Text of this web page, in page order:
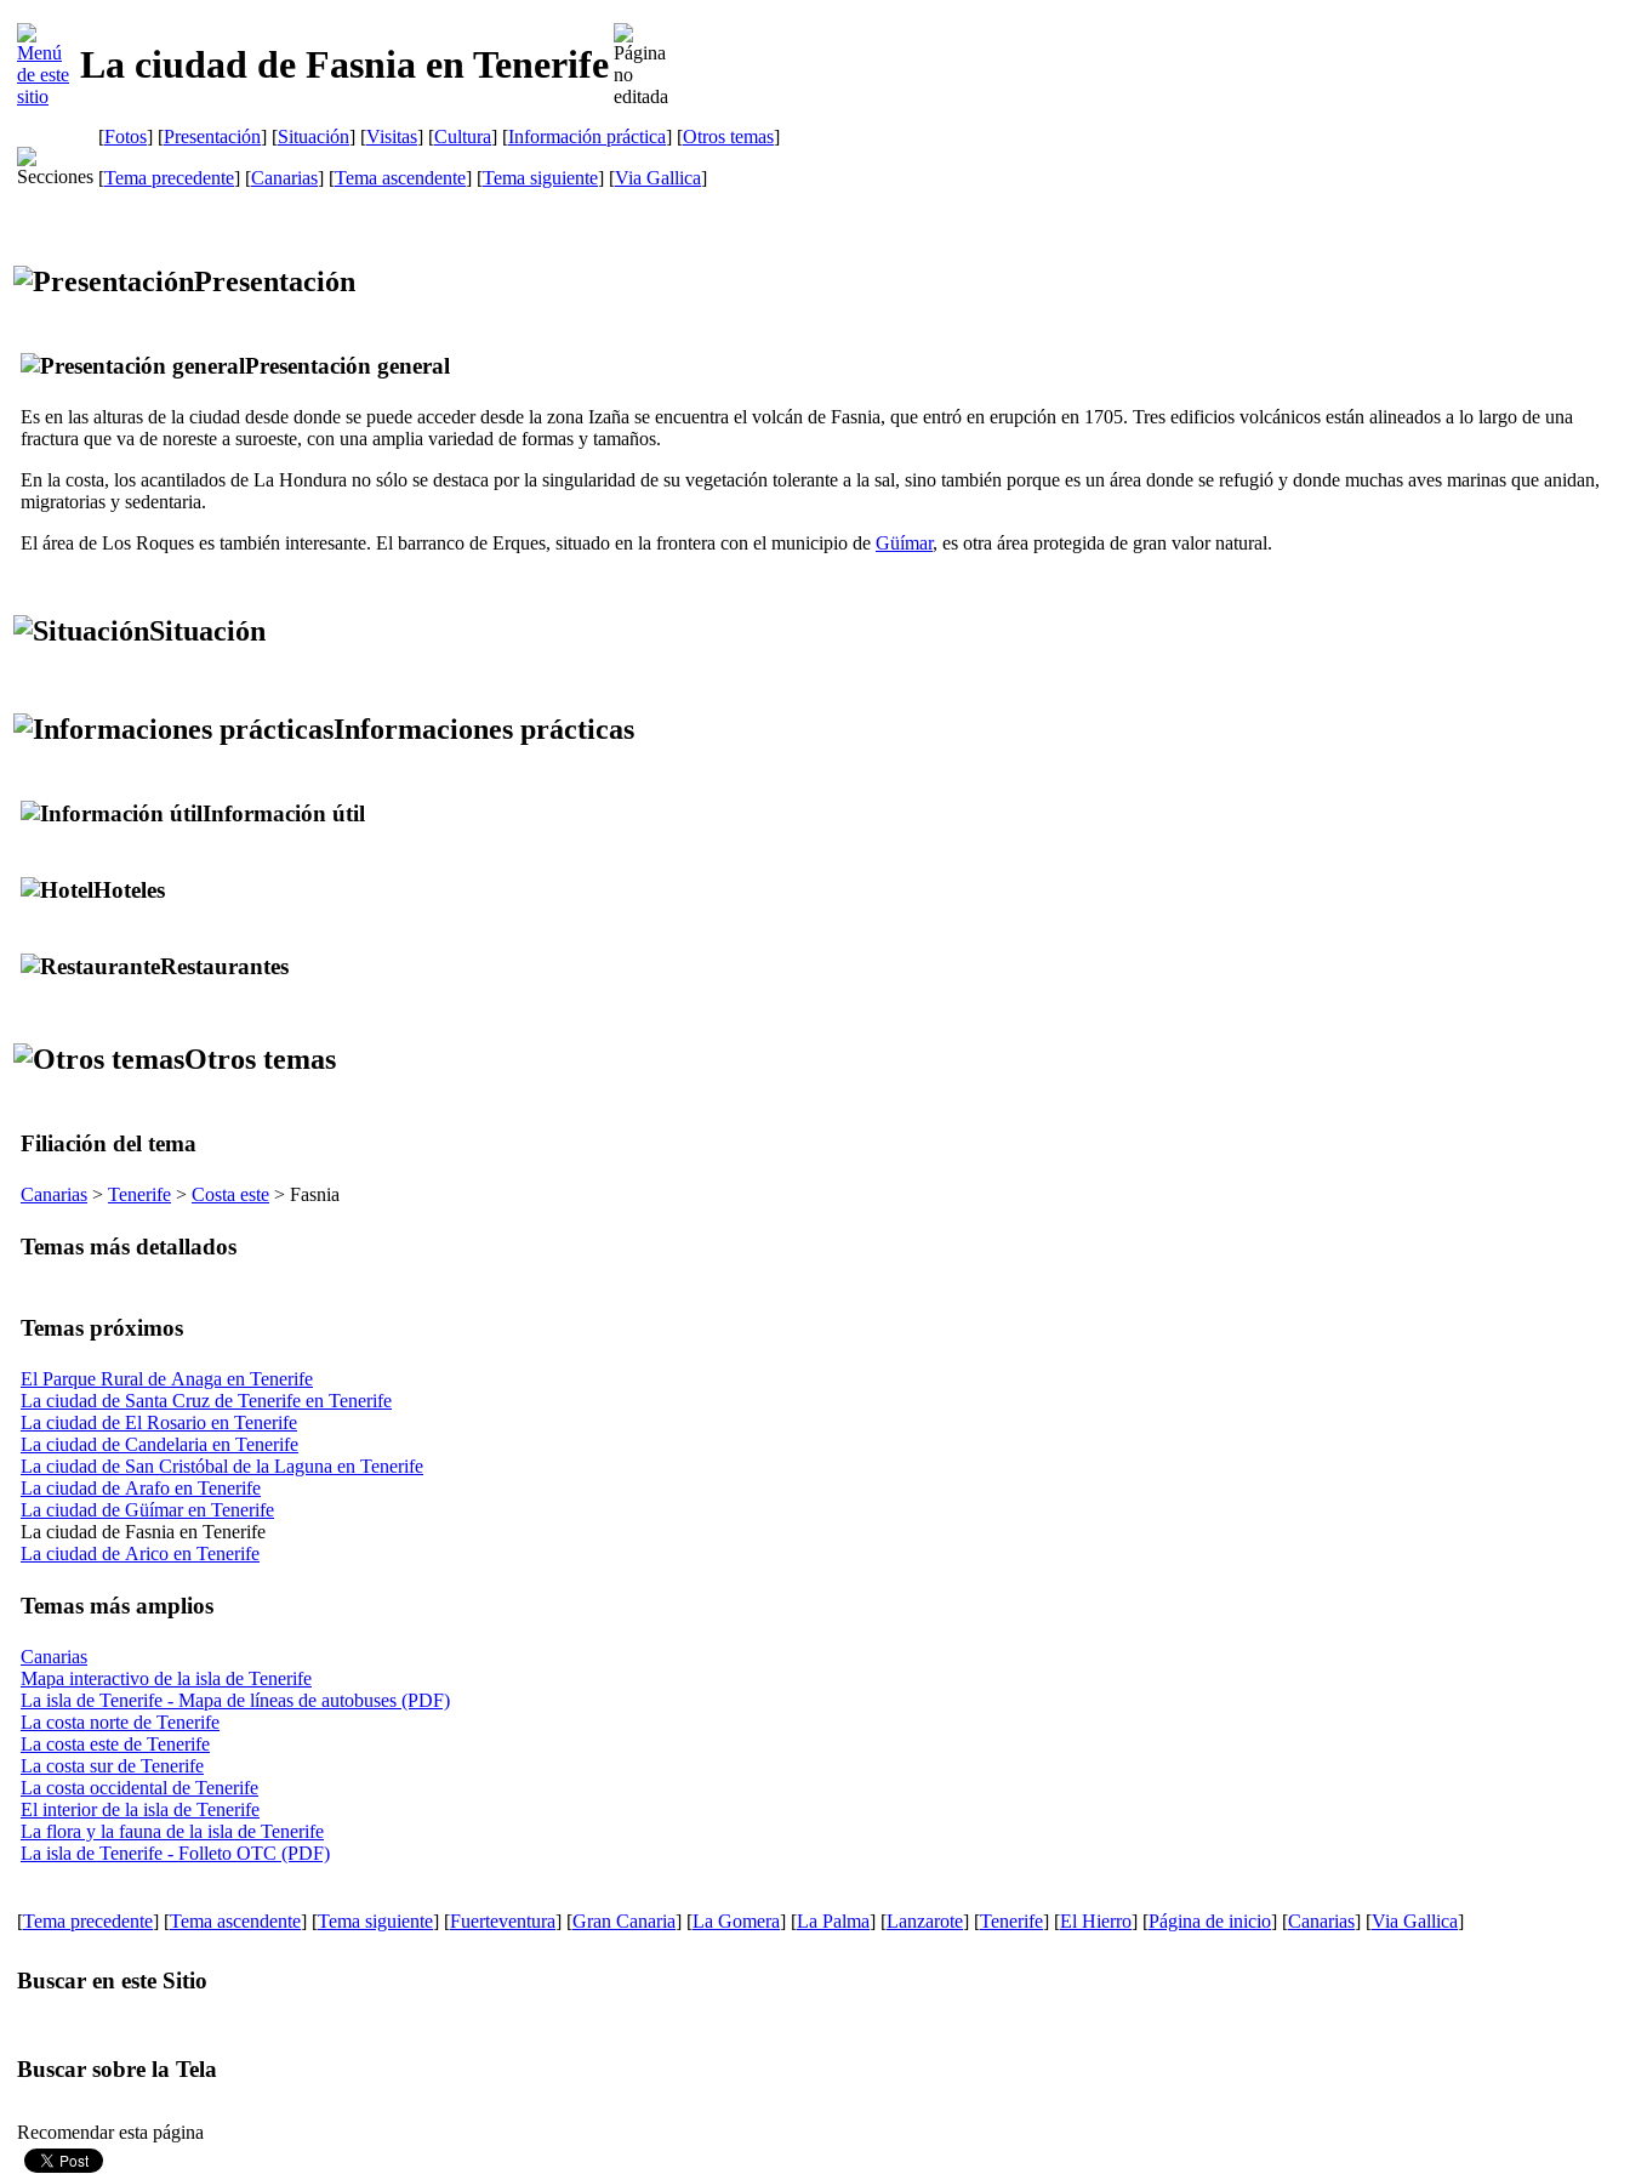
La ciudad de Fasnia en Tenerife
[Fotos] [Presentación] [Situación] [Visitas] [Cultura] [Información práctica] [Otros temas]
[Tema precedente] [Canarias] [Tema ascendente] [Tema siguiente] [Via Gallica]
Presentación
Presentación general
Es en las alturas de la ciudad desde donde se puede acceder desde la zona Izaña se encuentra el volcán de Fasnia, que entró en erupción en 1705. Tres edificios volcánicos están alineados a lo largo de una
fractura que va de noreste a suroeste, con una amplia variedad de formas y tamaños.
En la costa, los acantilados de La Hondura no sólo se destaca por la singularidad de su vegetación tolerante a la sal, sino también porque es un área donde se refugió y donde muchas aves marinas que anidan,
migratorias y sedentaria.
El área de Los Roques es también interesante. El barranco de Erques, situado en la frontera con el municipio de Güímar, es otra área protegida de gran valor natural.
Situación
Informaciones prácticas
Información útil
Hoteles
Restaurantes
Otros temas
Filiación del tema
Canarias > Tenerife > Costa este > Fasnia
Temas más detallados
Temas próximos
El Parque Rural de Anaga en Tenerife
La ciudad de Santa Cruz de Tenerife en Tenerife
La ciudad de El Rosario en Tenerife
La ciudad de Candelaria en Tenerife
La ciudad de San Cristóbal de la Laguna en Tenerife
La ciudad de Arafo en Tenerife
La ciudad de Güímar en Tenerife
La ciudad de Fasnia en Tenerife
La ciudad de Arico en Tenerife
Temas más amplios
Canarias
Mapa interactivo de la isla de Tenerife
La isla de Tenerife - Mapa de líneas de autobuses (PDF)
La costa norte de Tenerife
La costa este de Tenerife
La costa sur de Tenerife
La costa occidental de Tenerife
El interior de la isla de Tenerife
La flora y la fauna de la isla de Tenerife
La isla de Tenerife - Folleto OTC (PDF)
[Tema precedente] [Tema ascendente] [Tema siguiente] [Fuerteventura] [Gran Canaria] [La Gomera] [La Palma] [Lanzarote] [Tenerife] [El Hierro] [Página de inicio] [Canarias] [Via Gallica]
Buscar en este Sitio
Buscar sobre la Tela
Recomendar esta página